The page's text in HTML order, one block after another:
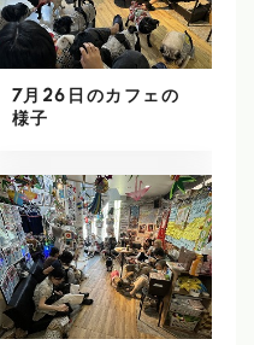
7月26日のカフェの
様子